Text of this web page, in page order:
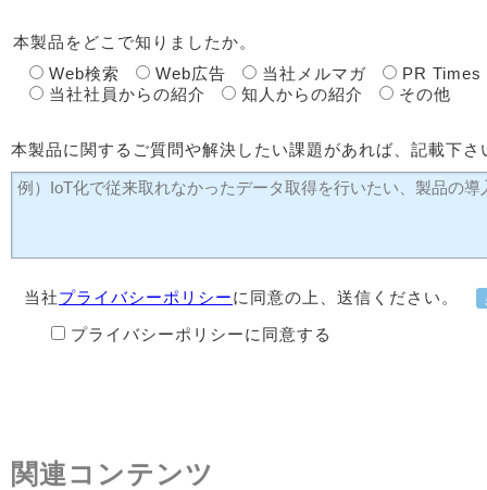
本製品をどこで知りましたか。
Web検索
Web広告 当社メルマガ
PR Times
当社社員からの紹介
知人からの紹介 その他
本製品に関するご質問や解決したい課題があれば、記載下さ
当社プライバシーポリシーに同意の上、送信ください。
プライバシーポリシーに同意する
関連コンテンツ